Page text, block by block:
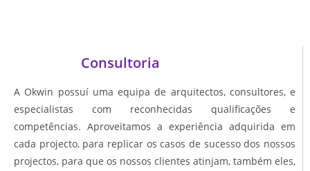
Consultoria
A Okwin possuí uma equipa de arquitectos, consultores, e
especialistas com reconhecidas qualificações e
competências. Aproveitamos a experiência adquirida em
cada projecto, para replicar os casos de sucesso dos nossos
projectos, para que os nossos clientes atinjam, também eles,